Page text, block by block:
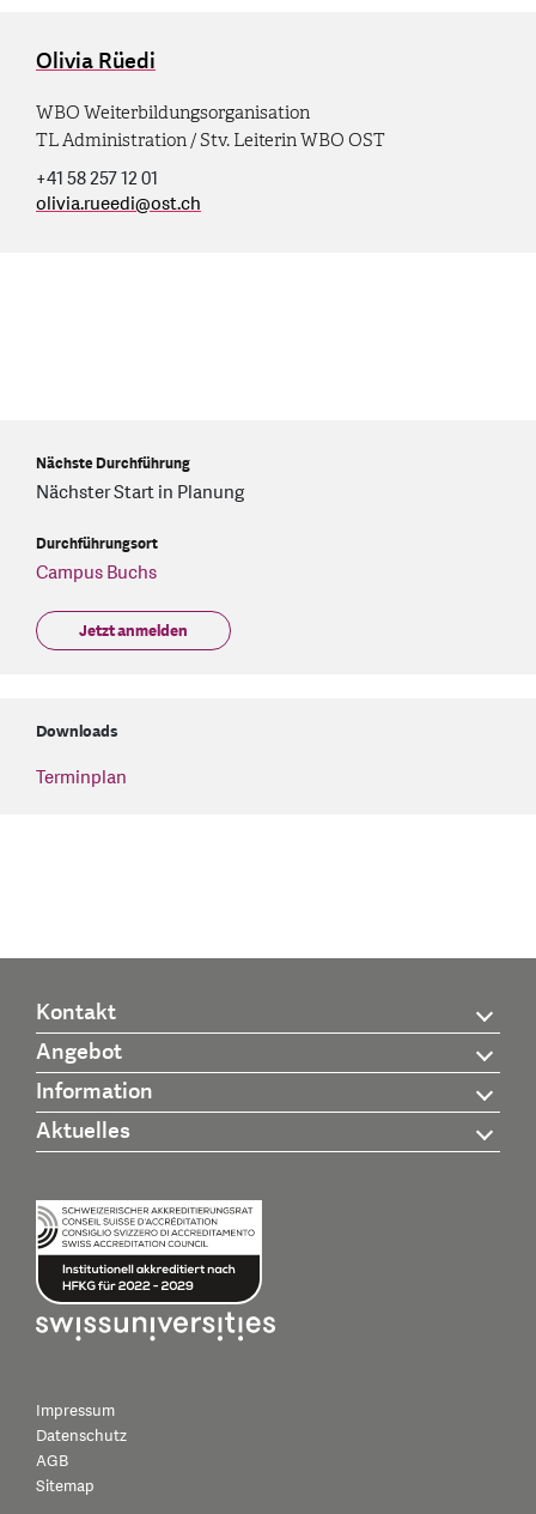
Olivia Rüedi
WBO Weiterbildungsorganisation
TL Administration / Stv. Leiterin WBO OST
+41 58 257 12 01
olivia.rueedi@ost.ch
Nächste Durchführung
Nächster Start in Planung
Durchführungsort
Campus Buchs
Jetzt anmelden
Downloads
Terminplan
Kontakt
Angebot
Information
Aktuelles
Impressum
Datenschutz
AGB
Sitemap